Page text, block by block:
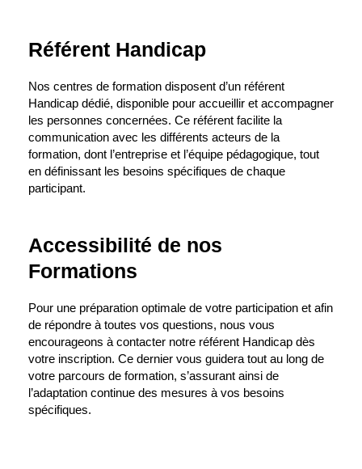
Référent Handicap
Nos centres de formation disposent d’un référent
Handicap dédié, disponible pour accueillir et accompagner
les personnes concernées. Ce référent facilite la
communication avec les différents acteurs de la
formation, dont l’entreprise et l’équipe pédagogique, tout
en définissant les besoins spécifiques de chaque
participant.
Accessibilité de nos
Formations
Pour une préparation optimale de votre participation et afin
de répondre à toutes vos questions, nous vous
encourageons à contacter notre référent Handicap dès
votre inscription. Ce dernier vous guidera tout au long de
votre parcours de formation, s’assurant ainsi de
l’adaptation continue des mesures à vos besoins
spécifiques.